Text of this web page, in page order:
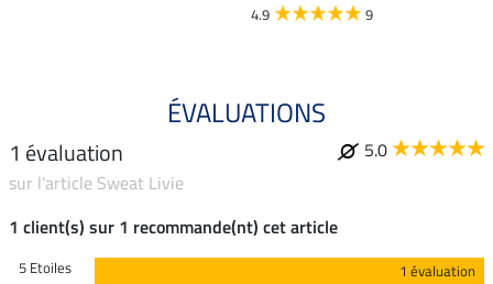
4.9 9
ÉVALUATIONS
1 évaluation
5.0
sur l'article Sweat Livie
1 client(s) sur 1 recommande(nt) cet article
5 Etoiles
1 évaluation